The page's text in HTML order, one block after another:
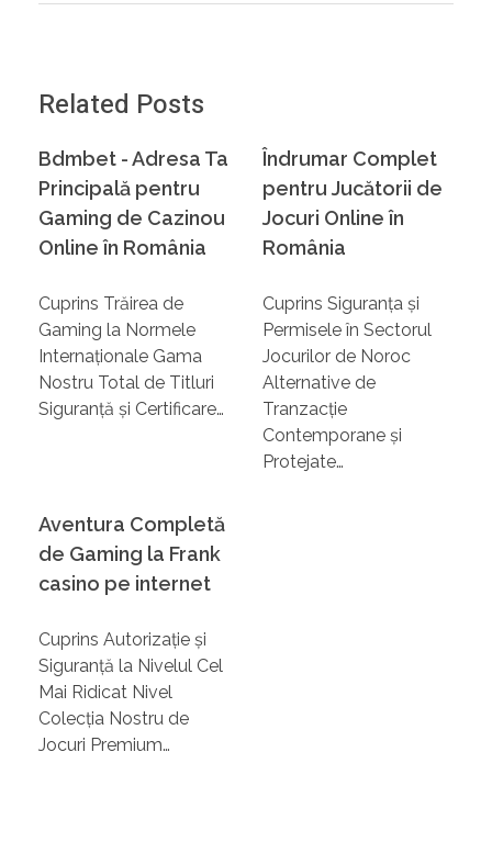
Related Posts
Bdmbet - Adresa Ta
Principală pentru
Gaming de Cazinou
Online în România
Cuprins Trăirea de
Gaming la Normele
Internaționale Gama
Nostru Total de Titluri
Siguranță și Certificare…
Îndrumar Complet
pentru Jucătorii de
Jocuri Online în
România
Cuprins Siguranța și
Permisele în Sectorul
Jocurilor de Noroc
Alternative de
Tranzacție
Contemporane și
Protejate…
Aventura Completă
de Gaming la Frank
casino pe internet
Cuprins Autorizație și
Siguranță la Nivelul Cel
Mai Ridicat Nivel
Colecția Nostru de
Jocuri Premium…